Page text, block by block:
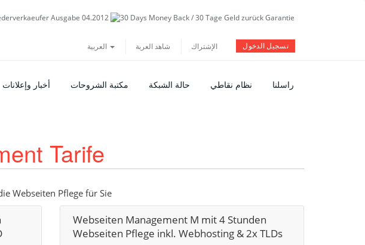
شاهد العربة الإشتراك تسجيل الدخول
أخبار وإعلانات مكتبة الشروحات حالة الشبكة نظام نقاطي راسلنا
Tarife
Webseiten Pflege für Sie
Webseiten Management M mit 4 Stunden
Webseiten Pflege inkl. Webhosting & 2x TLDs